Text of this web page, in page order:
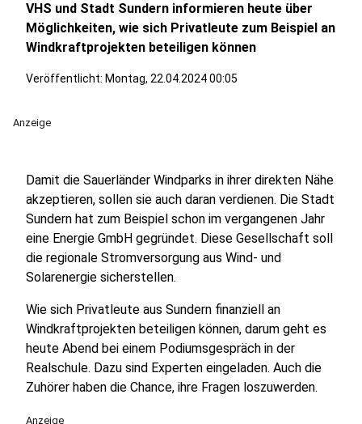
VHS und Stadt Sundern informieren heute über
Möglichkeiten, wie sich Privatleute zum Beispiel an
Windkraftprojekten beteiligen können
Veröffentlicht: Montag, 22.04.2024 00:05
Anzeige
Damit die Sauerländer Windparks in ihrer direkten Nähe
akzeptieren, sollen sie auch daran verdienen. Die Stadt
Sundern hat zum Beispiel schon im vergangenen Jahr
eine Energie GmbH gegründet. Diese Gesellschaft soll
die regionale Stromversorgung aus Wind- und
Solarenergie sicherstellen.
Wie sich Privatleute aus Sundern finanziell an
Windkraftprojekten beteiligen können, darum geht es
heute Abend bei einem Podiumsgespräch in der
Realschule. Dazu sind Experten eingeladen. Auch die
Zuhörer haben die Chance, ihre Fragen loszuwerden.
Anzeige